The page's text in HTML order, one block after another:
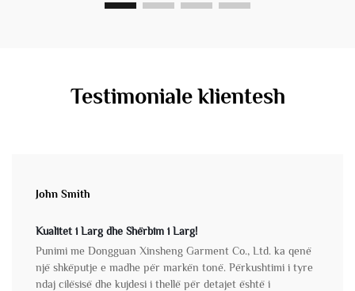
Testimoniale klientesh
John Smith
Kualitet i Larg dhe Shërbim i Larg!
Punimi me Dongguan Xinsheng Garment Co., Ltd. ka qenë
një shkëputje e madhe për markën tonë. Përkushtimi i tyre
ndaj cilësisë dhe kujdesi i thellë për detajet është i